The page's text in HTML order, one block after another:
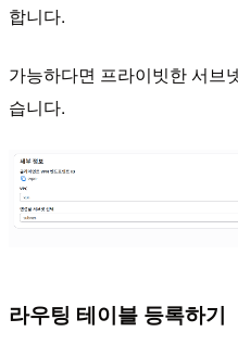
합니다.
가능하다면 프라이빗한 서브
습니다.
라우팅 테이블 등록하기